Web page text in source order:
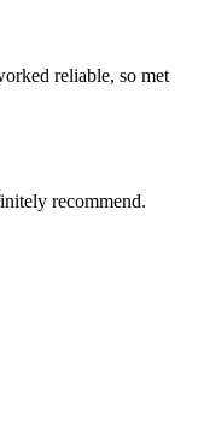
reliable, so met
recommend.